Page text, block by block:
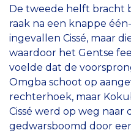
De tweede helft bracht
raak na een knappe
ingevallen Cissé, maar
waardoor het Gentse
voelde dat de
Omgba schoot op
rechterhoek, maar
Cissé werd op weg naar
gedwarsboomd door